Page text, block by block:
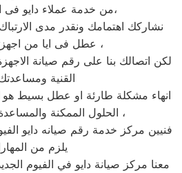
من خدمة عملاء دايو فى الفيوم الجديدة،
نشاركك اهتمامك ونقدر مدى
عطل فى ايا من اجهزتنا المنزلية ،
لكن اتصالك بنا على رقم صيانة
القنية
انهاء مشكلة طارئة او عطل بسيط هو
الحلول الممكنة والمساعدة قدر المستطاع ،
فنيين مركز خدمة رقم صيانه دايو
يلزم من
معنا مركز صيانة دايو في الفيوم